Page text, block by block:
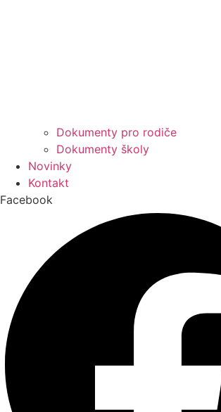
Dokumenty pro rodiče
Dokumenty školy
Novinky
Kontakt
Facebook